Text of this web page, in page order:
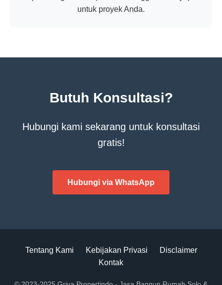
untuk proyek Anda.
Butuh Konsultasi?
Hubungi kami sekarang untuk konsultasi
gratis!
Hubungi via WhatsApp
Tentang Kami Kebijakan Privasi
Disclaimer
Kontak